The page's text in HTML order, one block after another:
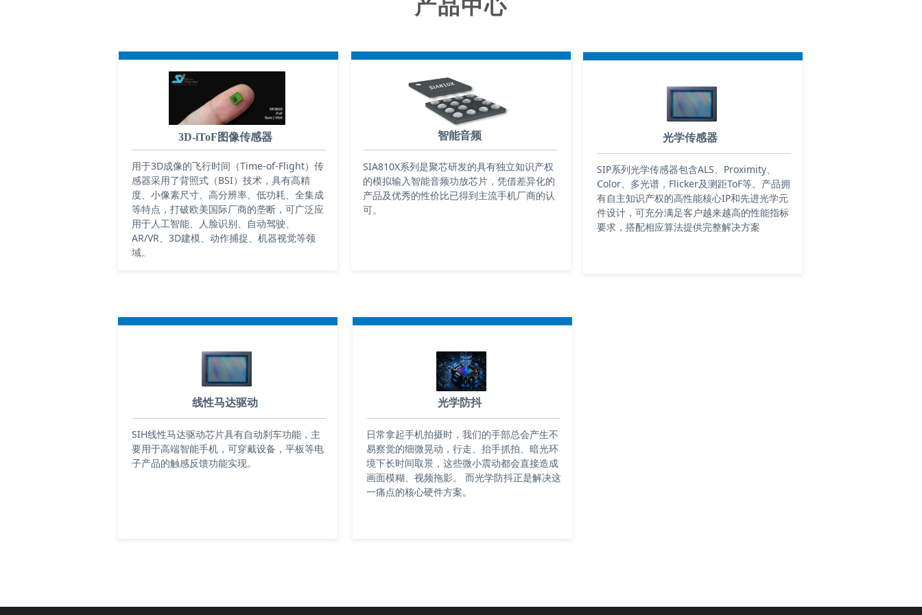
SIA810X系列是聚芯研发的具有独立知识产权
的模拟输入智能音频功放芯片，凭借差异化的
产品及优秀的性价比已得到主流手机厂商的认
可。
智能音频
3D-iToF图像传感器
用于3D成像的飞行时间（Time-of-Flight）传
感器采用了背照式（BSI）技术，具有高精
度、小像素尺寸、高分辨率、低功耗、全集成
等特点，打破欧美国际厂商的垄断，可广泛应
用于人工智能、人脸识别、自动驾驶、
AR/VR、3D建模、动作捕捉、机器视觉等领
域。
产品中心
线性马达驱动
SIH线性马达驱动芯片具有自动刹车功能，主
要用于高端智能手机，可穿戴设备，平板等电
子产品的触感反馈功能实现。
光学传感器
SIP系列光学传感器包含ALS、Proximity、
Color、多光谱，Flicker及测距ToF等。产品拥
有自主知识产权的高性能核心IP和先进光学元
件设计，可充分满足客户越来越高的性能指标
要求，搭配相应算法提供完整解决方案
光学防抖
日常拿起手机拍摄时，我们的手部总会产生不
易察觉的细微晃动，行走、抬手抓拍、暗光环
境下长时间取景，这些微小震动都会直接造成
画面模糊、视频拖影。 而光学防抖正是解决这
一痛点的核心硬件方案。